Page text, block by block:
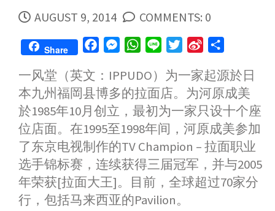
PUBLISHED
DATE
AUGUST 9, 2014 COMMENTS: 0
Share
c
e
b
o
o
k
s
s
n
g
e
r
W
a
t
s
A
p
p
n
e
i
t
e
n
a
W
e
i
b
o
a
r
e
一风堂（英文：IPPUDO）为一家起源於日
本九州福岡县博多的拉面店。为河原成美
於1985年10月创立，最初为一家只设十个座
位店面。在1995至1998年间，河原成美参加
了东京电视制作的TV Champion – 拉面职业
选手锦标赛，连续获得三届冠军，并与2005
年荣获[拉面大王]。目前，全球超过70家分
行，包括马来西亚的Pavilion。